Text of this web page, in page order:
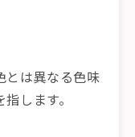
とは異なる色味
します。